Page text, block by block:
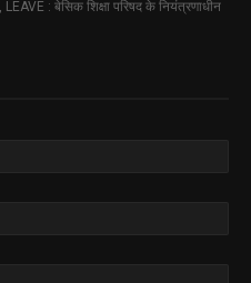
: बेसिक शिक्षा परिषद के नियंत्रणाधीन